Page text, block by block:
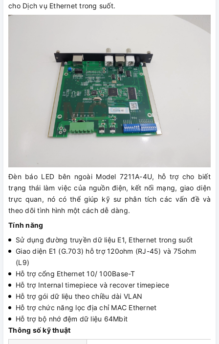
cho Dịch vụ Ethernet trong suốt.
Đèn báo LED bên ngoài Model 7211A-4U, hỗ trợ cho biết
trạng thái làm việc của nguồn điện, kết nối mạng, giao diện
trực quan, nó có thể giúp kỹ sư phân tích các vấn đề và
theo dõi tình hình một cách dễ dàng.
Tính năng
Sử dụng đường truyền dữ liệu E1, Ethernet trong suốt
Giao diện E1 (G.703) hỗ trợ 120ohm (RJ-45) và 75ohm
(L9)
Hỗ trợ cổng Ethernet 10/ 100Base-T
Hỗ trợ Internal timepiece và recover timepiece
Hỗ trợ gói dữ liệu theo chiều dài VLAN
Hỗ trợ chức năng lọc địa chỉ MAC Ethernet
Hỗ trợ bộ nhớ đệm dữ liệu 64Mbit
Thông số kỹ thuật